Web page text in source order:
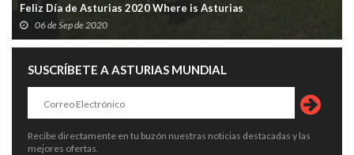
Feliz Día de Asturias 2020 Where is Asturias
06 de Sep de 2020
SUSCRÍBETE A ASTURIAS MUNDIAL
Recibe directamente en tu buzón nuestras noticias destacadas y las
mejores ofertas.